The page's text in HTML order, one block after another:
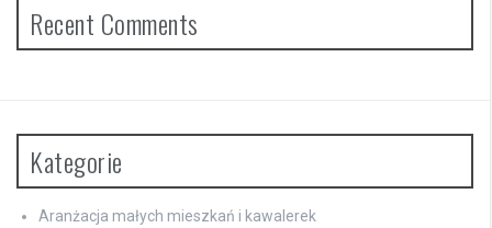
Recent Comments
Kategorie
Aranżacja małych mieszkań i kawalerek